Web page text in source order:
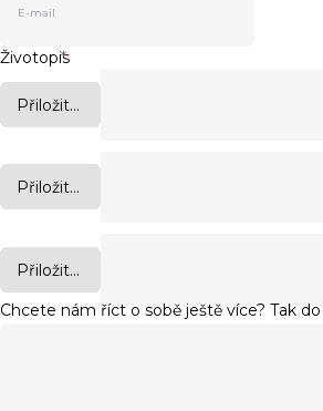
Životopis
*
Přiložit...
Přiložit...
Přiložit...
Chcete nám říct o sobě ještě více? Tak